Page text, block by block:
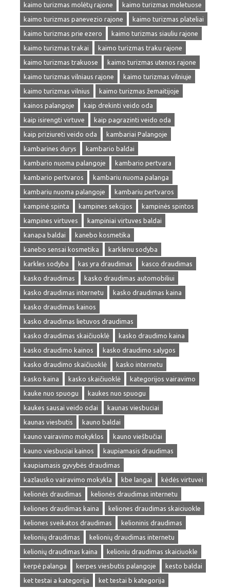
kaimo turizmas molėtų rajone
kaimo turizmas moletuose
kaimo turizmas panevezio rajone
kaimo turizmas plateliai
kaimo turizmas prie ezero
kaimo turizmas siauliu rajone
kaimo turizmas trakai
kaimo turizmas traku rajone
kaimo turizmas trakuose
kaimo turizmas utenos rajone
kaimo turizmas vilniaus rajone
kaimo turizmas vilniuje
kaimo turizmas vilnius
kaimo turizmas žemaitijoje
kainos palangoje
kaip drekinti veido oda
kaip isirengti virtuve
kaip pagrazinti veido oda
kaip priziureti veido oda
kambariai Palangoje
kambarines durys
kambario baldai
kambario nuoma palangoje
kambario pertvara
kambario pertvaros
kambariu nuoma palanga
kambariu nuoma palangoje
kambariu pertvaros
kampinė spinta
kampines sekcijos
kampinės spintos
kampines virtuves
kampiniai virtuves baldai
kanapa baldai
kanebo kosmetika
kanebo sensai kosmetika
karklenu sodyba
karkles sodyba
kas yra draudimas
kasco draudimas
kasko draudimas
kasko draudimas automobiliui
kasko draudimas internetu
kasko draudimas kaina
kasko draudimas kainos
kasko draudimas lietuvos draudimas
kasko draudimas skaičiuoklė
kasko draudimo kaina
kasko draudimo kainos
kasko draudimo salygos
kasko draudimo skaičiuoklė
kasko internetu
kasko kaina
kasko skaičiuoklė
kategorijos vairavimo
kauke nuo spuogu
kaukes nuo spuogu
kaukes sausai veido odai
kaunas viesbuciai
kaunas viesbutis
kauno baldai
kauno vairavimo mokyklos
kauno viešbučiai
kauno viesbuciai kainos
kaupiamasis draudimas
kaupiamasis gyvybės draudimas
kazlausko vairavimo mokykla
kbe langai
kėdės virtuvei
kelionės draudimas
kelionės draudimas internetu
keliones draudimas kaina
keliones draudimas skaiciuokle
keliones sveikatos draudimas
kelioninis draudimas
kelionių draudimas
kelionių draudimas internetu
kelionių draudimas kaina
kelioniu draudimas skaiciuokle
kerpė palanga
kerpes viesbutis palangoje
kesto baldai
ket testai a kategorija
ket testai b kategorija